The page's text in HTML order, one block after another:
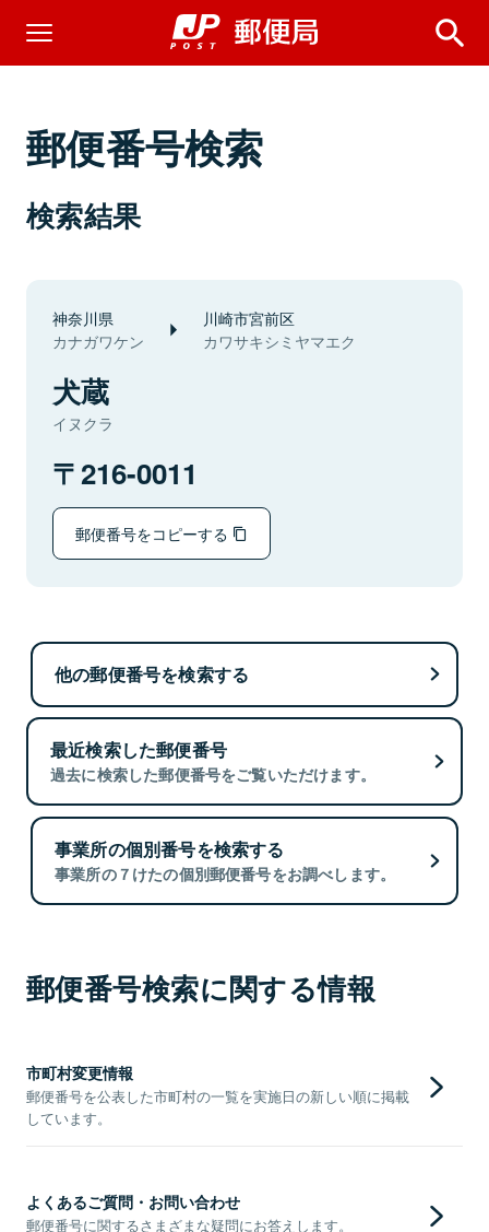
郵便番号検索
検索結果
神奈川県
カナガワケン
川崎市宮前区
カワサキシミヤマエク
犬蔵
イヌクラ
216-0011
郵便番号をコピーする
他の郵便番号を検索する
最近検索した郵便番号
過去に検索した郵便番号をご覧いただけます。
事業所の個別番号を検索する
事業所の７けたの個別郵便番号をお調べします。
郵便番号検索に関する情報
市町村変更情報
郵便番号を公表した市町村の一覧を実施日の新しい順に掲載
しています。
よくあるご質問・お問い合わせ
郵便番号に関するさまざまな疑問にお答えします。